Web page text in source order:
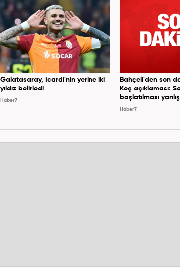
Galatasaray, Icardi'nin yerine iki
yıldız belirledi
Haber7
Bahçeli'den son
Koç açıklaması:
başlatılması
Haber7